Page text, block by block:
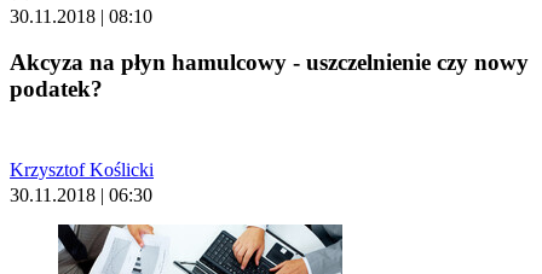
30.11.2018 | 08:10
Akcyza na płyn hamulcowy - uszczelnienie czy nowy
podatek?
Krzysztof Koślicki
30.11.2018 | 06:30